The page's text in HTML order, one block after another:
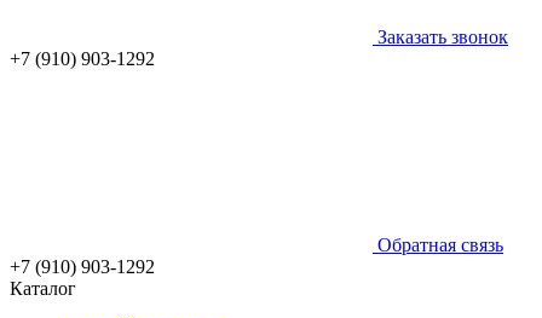
Заказать звонок
+7 (910) 903-1292
Обратная связь
+7 (910) 903-1292
Каталог